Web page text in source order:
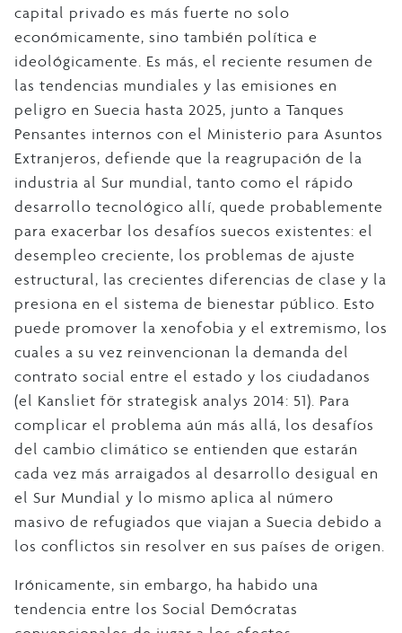
capital privado es más fuerte no solo
económicamente, sino también política e
ideológicamente. Es más, el reciente resumen de
las tendencias mundiales y las emisiones en
peligro en Suecia hasta 2025, junto a Tanques
Pensantes internos con el Ministerio para Asuntos
Extranjeros, defiende que la reagrupación de la
industria al Sur mundial, tanto como el rápido
desarrollo tecnológico allí, quede probablemente
para exacerbar los desafíos suecos existentes: el
desempleo creciente, los problemas de ajuste
estructural, las crecientes diferencias de clase y la
presiona en el sistema de bienestar público. Esto
puede promover la xenofobia y el extremismo, los
cuales a su vez reinvencionan la demanda del
contrato social entre el estado y los ciudadanos
(el Kansliet för strategisk analys 2014: 51). Para
complicar el problema aún más allá, los desafíos
del cambio climático se entienden que estarán
cada vez más arraigados al desarrollo desigual en
el Sur Mundial y lo mismo aplica al número
masivo de refugiados que viajan a Suecia debido a
los conflictos sin resolver en sus países de origen.
Irónicamente, sin embargo, ha habido una
tendencia entre los Social Demócratas